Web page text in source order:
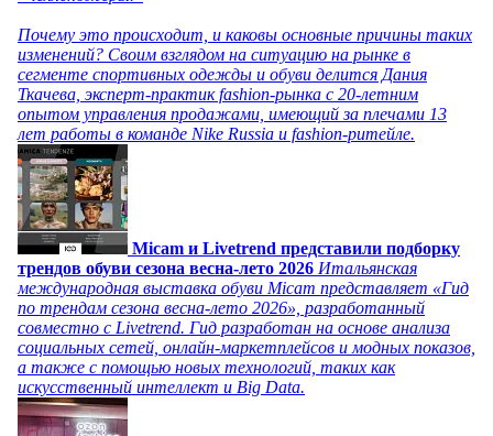
Почему это происходит, и каковы основные причины таких
изменений? Своим взглядом на ситуацию на рынке в
сегменте спортивных одежды и обуви делится Дания
Ткачева, эксперт-практик fashion-рынка с 20-летним
опытом управления продажами, имеющий за плечами 13
лет работы в команде Nike Russia и fashion-ритейле.
Micam и Livetrend представили подборку
трендов обуви сезона весна-лето 2026 Итальянская
международная выставка обуви Micam представляет «Гид
по трендам сезона весна-лето 2026», разработанный
совместно с Livetrend. Гид разработан на основе анализа
социальных сетей, онлайн-маркетплейсов и модных показов,
а также с помощью новых технологий, таких как
искусственный интеллект и Big Data.